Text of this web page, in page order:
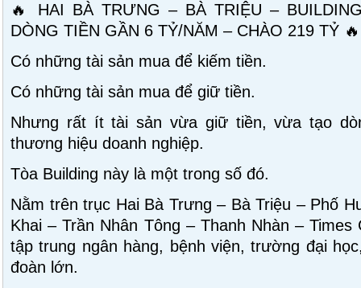
🔥 HAI BÀ TRƯNG – BÀ TRIỆU –
DÒNG TIỀN GẦN 6 TỶ/NĂM – CHÀO 219 TỶ 🔥
Có những tài sản mua để kiếm tiền.
Có những tài sản mua để giữ tiền.
Nhưng rất ít tài sản vừa giữ tiền, vừa tạo
thương hiệu doanh nghiệp.
Tòa Building này là một trong số đó.
Nằm trên trục Hai Bà Trưng – Bà Triệu – Phố
Khai – Trần Nhân Tông – Thanh Nhàn –
tập trung ngân hàng, bệnh viện, trường đại
đoàn lớn.